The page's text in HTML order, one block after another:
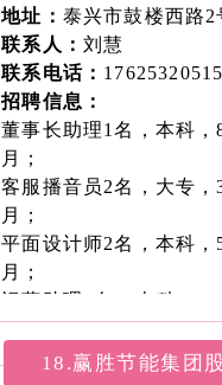
陈列师6名，5000-7000
收银员10名，5000-7000
美妆顾问10名，3000-
保洁20名，3000-5000元
保安20名，3000-5000
地址： 泰兴市鼓楼西路2
联系人： 刘慧
联系电话： 17625320515
招聘信息：
董事长助理1名，本科，
月；
客服播音员2名，大专，
月；
平面设计师2名，本科，
月；
运营助理5名，本科，
生活老师1名，4000-
运维工程师1名，本科，
18.赢胜节能集团